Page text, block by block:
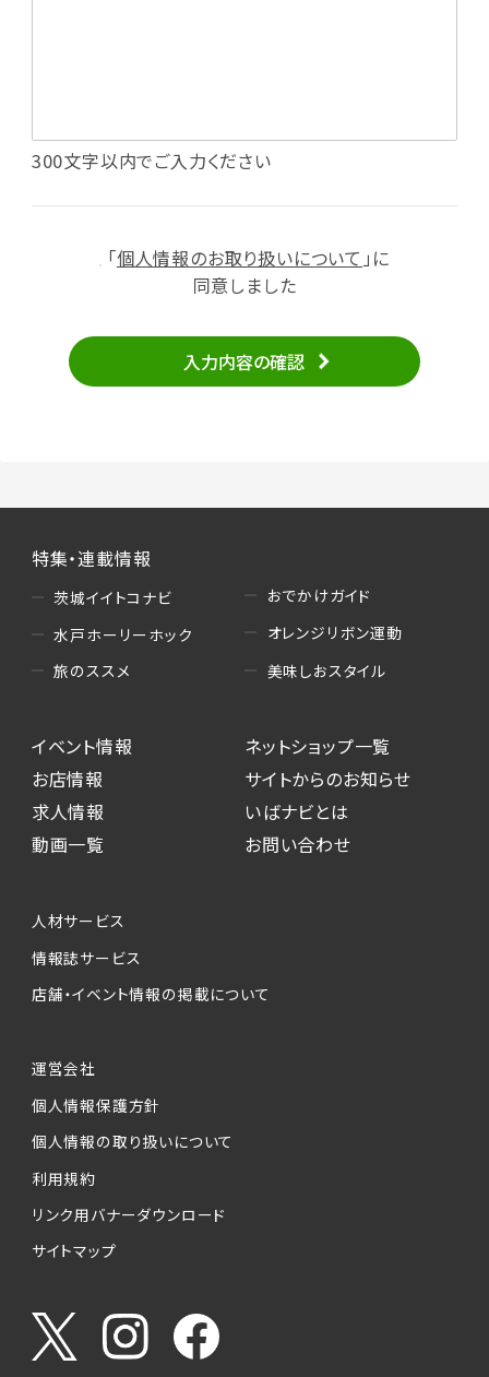
・投稿したクチコミ情報、写真の本サービスへの
・メールマガジン、お知らせ、広告等の配信
（2）ユーザーからのお問い合わせへの対応
せの内容確認、返答
・当サービスの品質改善
・読者プレゼント、アンケート等、当サービスが実
施するキャンペーンの抽選、当選者への連絡及
び発送 ・ユーザーの趣向や属性情報等の分析
（5）広告主への問い合わせ・応募等への対応
・本サービスを通じて求人広告に応募した際の
選考に関する連絡
・本サービスを通じて店舗への来店予約を登録
した際の内容確認、返答
本サービスが収集する個人情報は、ご本人の意
ービスの実施にあたりそれぞれ必要となる項目
を入力いただかない場合は、各々のサービスを
個人情報の第三者への提供について
当社は、以下の提供先に対して個人情報を提供
します。
(1)お客様が求人応募フォームより個人情報を
送信した事業主（広告主）への提供
お客様が求職活動・応募等を行った企業による
うやりとり・情報提供（採否・合否の検討を含み
ます）
300文字以内でご入力ください
「個人情報のお取り扱いについて 」に
同意しました
入力内容の確認
特集・連載情報
茨城イイトコナビ
水戸ホーリーホック
旅のススメ
おでかけガイド
オレンジリボン運動
美味しおスタイル
イベント情報
お店情報
求人情報
動画一覧
ネットショップ一覧
サイトからのお知らせ
いばナビとは
お問い合わせ
人材サービス
情報誌サービス
店舗・イベント情報の掲載について
運営会社
個人情報保護方針
個人情報の取り扱いについて
利用規約
リンク用バナーダウンロード
サイトマップ